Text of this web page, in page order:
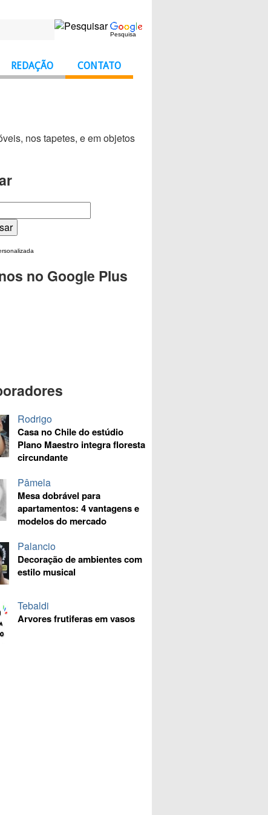
Pesquisa
REDAÇÃO CONTATO
nos tapetes, e em objetos
no Google Plus
Rodrigo
Casa no Chile do estúdio
Plano Maestro integra floresta
circundante
Pâmela
Mesa dobrável para
apartamentos: 4 vantagens e
modelos do mercado
Palancio
Decoração de ambientes com
estilo musical
Tebaldi
Arvores frutiferas em vasos